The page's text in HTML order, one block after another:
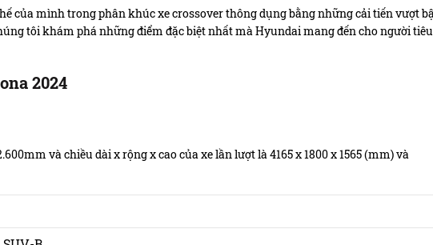
của mình trong phân khúc xe crossover thông dụng bằng những cải tiến vượt
tôi khám phá những điểm đặc biệt nhất mà Hyundai mang đến cho người tiêu
2024
và chiều dài x rộng x cao của xe lần lượt là 4165 x 1800 x 1565 (mm) và